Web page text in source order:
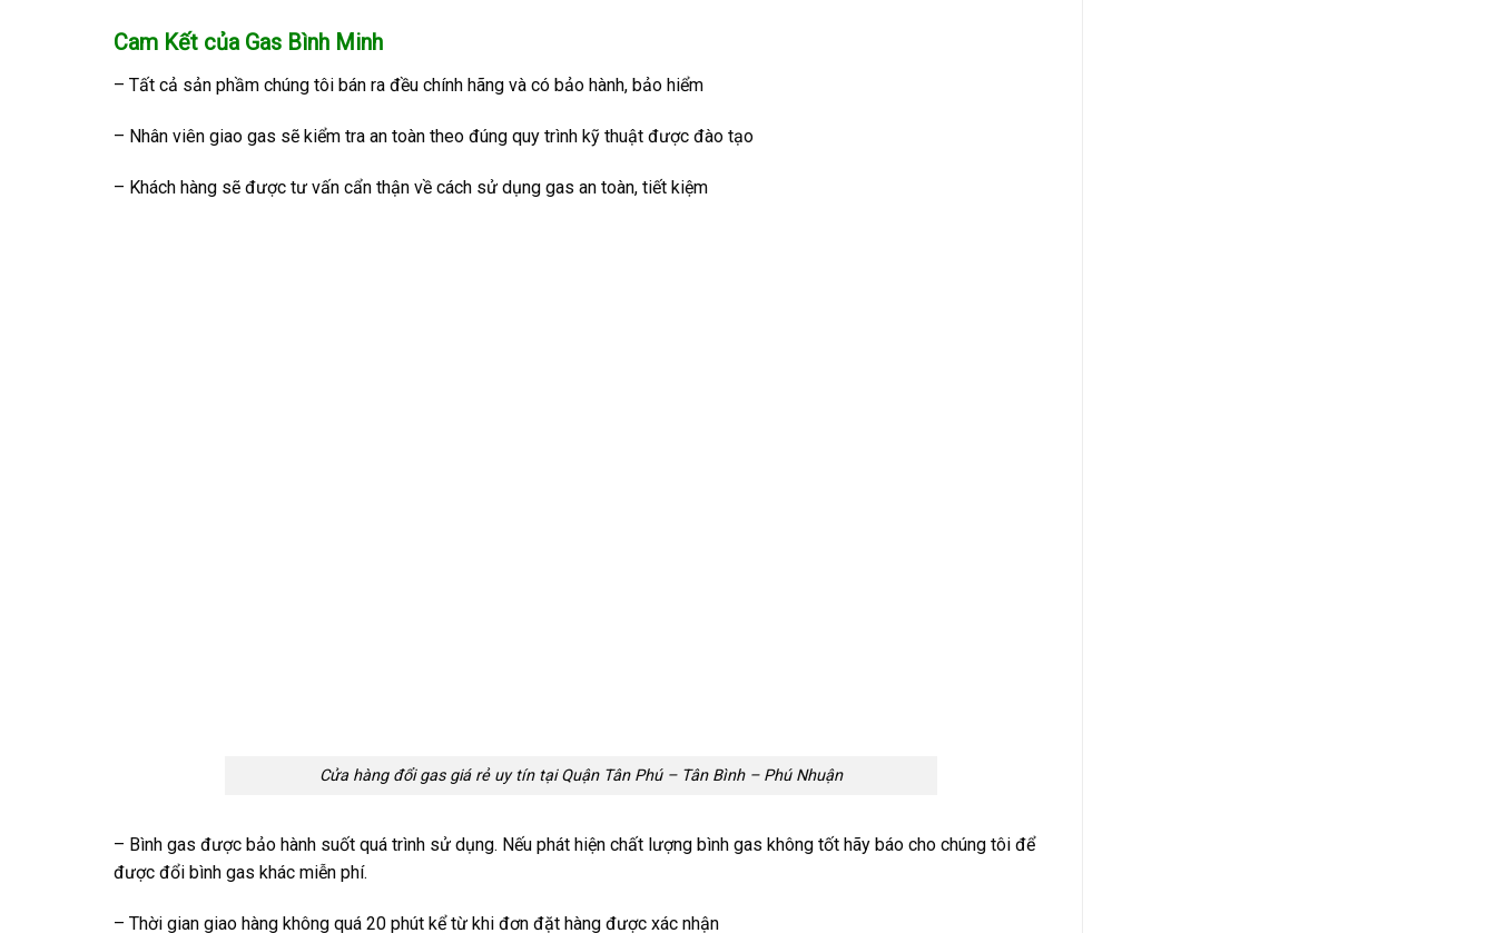
Cam Kết của Gas Bình Minh
– Tất cả sản phầm chúng tôi bán ra đều chính hãng và có bảo hành, bảo hiểm
– Nhân viên giao gas sẽ kiểm tra an toàn theo đúng quy trình kỹ thuật được đào tạo
– Khách hàng sẽ được tư vấn cẩn thận về cách sử dụng gas an toàn, tiết kiệm
Cửa hàng đổi gas giá rẻ uy tín tại Quận Tân Phú – Tân Bình – Phú Nhuận
– Bình gas được bảo hành suốt quá trình sử dụng. Nếu phát hiện chất lượng bình gas không tốt hãy báo cho chúng tôi để
được đổi bình gas khác miễn phí.
– Thời gian giao hàng không quá 20 phút kể từ khi đơn đặt hàng được xác nhận